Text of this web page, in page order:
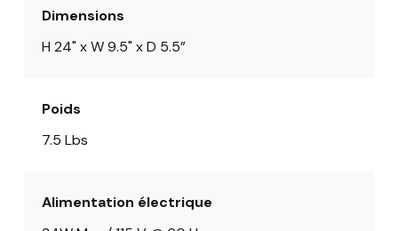
Dimensions
H 24" x W 9.5" x D 5.5”
Poids
7.5 Lbs
Alimentation électrique